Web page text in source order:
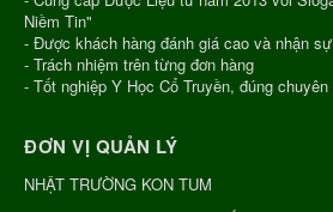
Niềm Tin"
- Được khách hàng đánh giá cao và nhận
- Trách nhiệm trên từng đơn hàng
- Tốt nghiệp Y Học Cổ Truyền, đúng chuyên
ĐƠN VỊ QUẢN LÝ
NHẬT TRƯỜNG KON TUM